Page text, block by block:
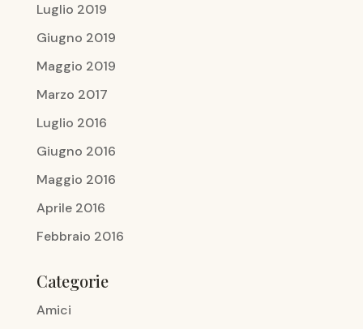
Luglio 2019
Giugno 2019
Maggio 2019
Marzo 2017
Luglio 2016
Giugno 2016
Maggio 2016
Aprile 2016
Febbraio 2016
Categorie
Amici